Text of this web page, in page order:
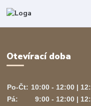
Otevírací doba
Po-Čt: 10:00 - 12:00 |
Pá:
9:00 - 12:00 |